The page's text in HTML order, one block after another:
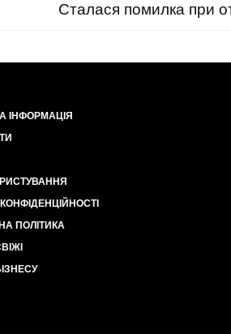
Сталася помилка при
ІНФОРМАЦІЯ
ПОЛІТИКА